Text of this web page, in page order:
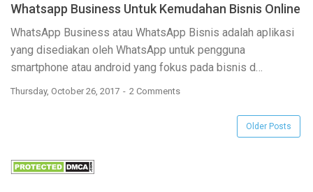
Whatsapp Business Untuk Kemudahan Bisnis Online
WhatsApp Business atau WhatsApp Bisnis adalah aplikasi
yang disediakan oleh WhatsApp untuk pengguna
smartphone atau android yang fokus pada bisnis d…
Thursday, October 26, 2017 2 Comments
Older Posts